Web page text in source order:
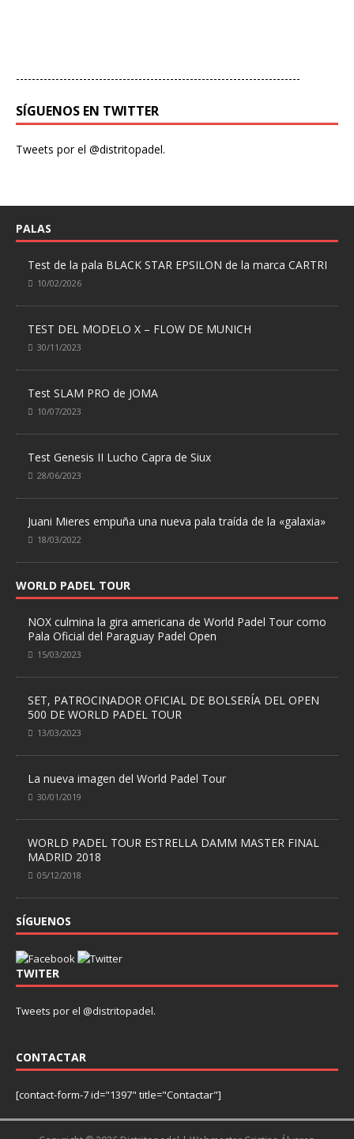
------------------------------------------------------------------------
SÍGUENOS EN TWITTER
Tweets por el @distritopadel.
PALAS
Test de la pala BLACK STAR EPSILON de la marca CARTRI
10/02/2026
TEST DEL MODELO X – FLOW DE MUNICH
30/11/2023
Test SLAM PRO de JOMA
10/07/2023
Test Genesis II Lucho Capra de Siux
28/06/2023
Juani Mieres empuña una nueva pala traída de la «galaxia»
18/03/2022
WORLD PADEL TOUR
NOX culmina la gira americana de World Padel Tour como
Pala Oficial del Paraguay Padel Open
15/03/2023
SET, PATROCINADOR OFICIAL DE BOLSERÍA DEL OPEN
500 DE WORLD PADEL TOUR
13/03/2023
La nueva imagen del World Padel Tour
30/01/2019
WORLD PADEL TOUR ESTRELLA DAMM MASTER FINAL
MADRID 2018
05/12/2018
SÍGUENOS
TWITER
Tweets por el @distritopadel.
CONTACTAR
[contact-form-7 id="1397" title="Contactar"]